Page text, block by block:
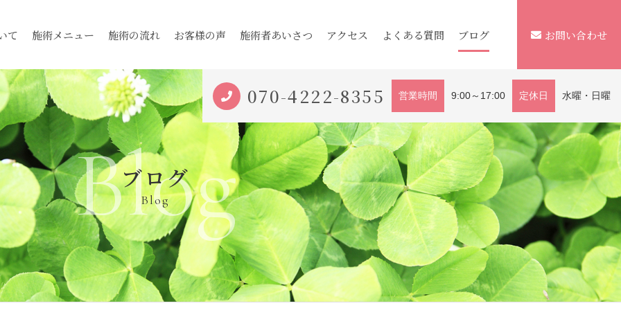
て 施術メニュー 施術の流れ お客様の声 施術者あいさつ アクセス よくある質問 ブログ お問い合わせ
ブログ
Blog
Blog
070-4222-8355 営業時間 9:00～17:00 定休日 水曜・日曜